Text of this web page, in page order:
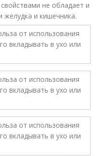
не обладает и
желудка и кишечника.